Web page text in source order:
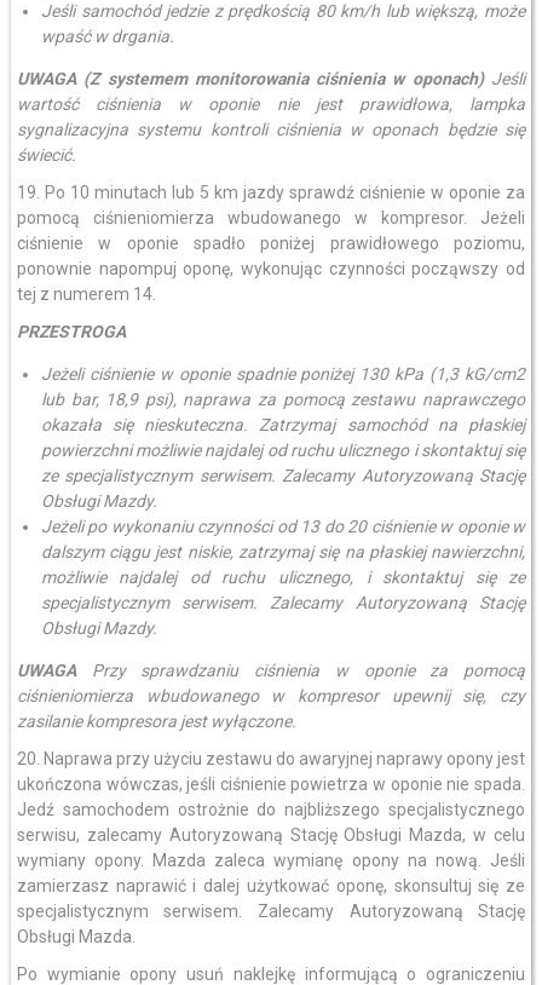
Jeśli samochód jedzie z prędkością 80 km/h lub większą, może
wpaść w drgania.
UWAGA (Z systemem monitorowania ciśnienia w oponach) Jeśli
wartość ciśnienia w oponie nie jest prawidłowa, lampka
sygnalizacyjna systemu kontroli ciśnienia w oponach będzie się
świecić.
19. Po 10 minutach lub 5 km jazdy sprawdź ciśnienie w oponie za
pomocą ciśnieniomierza wbudowanego w kompresor. Jeżeli
ciśnienie w oponie spadło poniżej prawidłowego poziomu,
ponownie napompuj oponę, wykonując czynności począwszy od
tej z numerem 14.
PRZESTROGA
Jeżeli ciśnienie w oponie spadnie poniżej 130 kPa (1,3 kG/cm2
lub bar, 18,9 psi), naprawa za pomocą zestawu naprawczego
okazała się nieskuteczna. Zatrzymaj samochód na płaskiej
powierzchni możliwie najdalej od ruchu ulicznego i skontaktuj się
ze specjalistycznym serwisem. Zalecamy Autoryzowaną Stację
Obsługi Mazdy.
Jeżeli po wykonaniu czynności od 13 do 20 ciśnienie w oponie w
dalszym ciągu jest niskie, zatrzymaj się na płaskiej nawierzchni,
możliwie najdalej od ruchu ulicznego, i skontaktuj się ze
specjalistycznym serwisem. Zalecamy Autoryzowaną Stację
Obsługi Mazdy.
UWAGA Przy sprawdzaniu ciśnienia w oponie za pomocą
ciśnieniomierza wbudowanego w kompresor upewnij się, czy
zasilanie kompresora jest wyłączone.
20. Naprawa przy użyciu zestawu do awaryjnej naprawy opony jest
ukończona wówczas, jeśli ciśnienie powietrza w oponie nie spada.
Jedź samochodem ostrożnie do najbliższego specjalistycznego
serwisu, zalecamy Autoryzowaną Stację Obsługi Mazda, w celu
wymiany opony. Mazda zaleca wymianę opony na nową. Jeśli
zamierzasz naprawić i dalej użytkować oponę, skonsultuj się ze
specjalistycznym serwisem. Zalecamy Autoryzowaną Stację
Obsługi Mazda.
Po wymianie opony usuń naklejkę informującą o ograniczeniu